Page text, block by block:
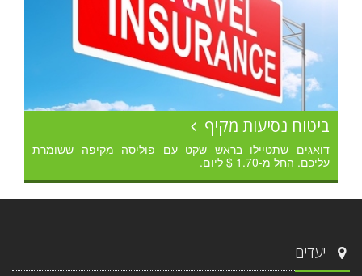
ביטוח נסיעות מקיף
דואגים שתטיילו בראש שקט עם פוליסה מקיפה ששומרת
עליכם. החל מ-1.70 $ ליום.
יעדים